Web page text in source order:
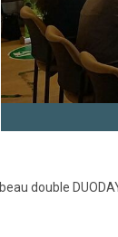
double